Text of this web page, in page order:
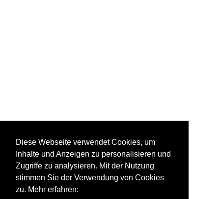
Diese Webseite verwendet Cookies, um
Inhalte und Anzeigen zu personalisieren und
Zugriffe zu analysieren. Mit der Nutzung
stimmen Sie der Verwendung von Cookies
zu. Mehr erfahren: